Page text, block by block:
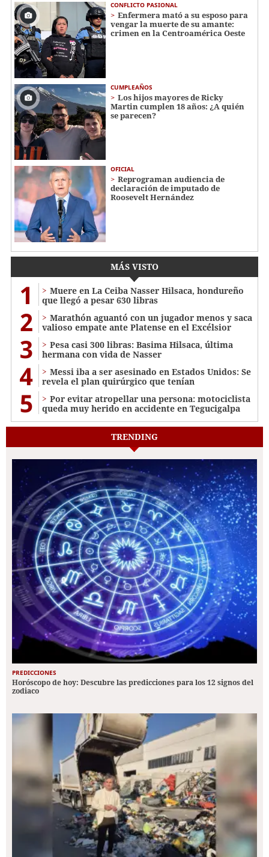
CONFLICTO PASIONAL
Enfermera mató a su esposo para
vengar la muerte de su amante:
crimen en la Centroamérica Oeste
CUMPLEAÑOS
Los hijos mayores de Ricky
Martin cumplen 18 años: ¿A quién
se parecen?
OFICIAL
Reprograman audiencia de
declaración de imputado de
Roosevelt Hernández
MÁS VISTO
1
Muere en La Ceiba Nasser Hilsaca, hondureño
que llegó a pesar 630 libras
2
Marathón aguantó con un jugador menos y saca
valioso empate ante Platense en el Excélsior
3
Pesa casi 300 libras: Basima Hilsaca, última
hermana con vida de Nasser
4
Messi iba a ser asesinado en Estados Unidos: Se
revela el plan quirúrgico que tenían
5
Por evitar atropellar una persona: motociclista
queda muy herido en accidente en Tegucigalpa
TRENDING
PREDICCIONES
Horóscopo de hoy: Descubre las predicciones para los 12 signos del
zodiaco